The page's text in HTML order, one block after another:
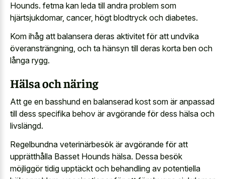
Hounds. fetma kan leda till andra problem som
hjärtsjukdomar, cancer, högt blodtryck och diabetes.
Kom ihåg att balansera deras aktivitet för att undvika
överansträngning, och ta hänsyn till deras korta ben och
långa rygg.
Hälsa och näring
Att ge en basshund en balanserad kost som är anpassad
till dess specifika behov är avgörande för dess hälsa och
livslängd.
Regelbundna veterinärbesök är avgörande för att
upprätthålla Basset Hounds hälsa. Dessa besök
möjliggör tidig upptäckt och behandling av potentiella